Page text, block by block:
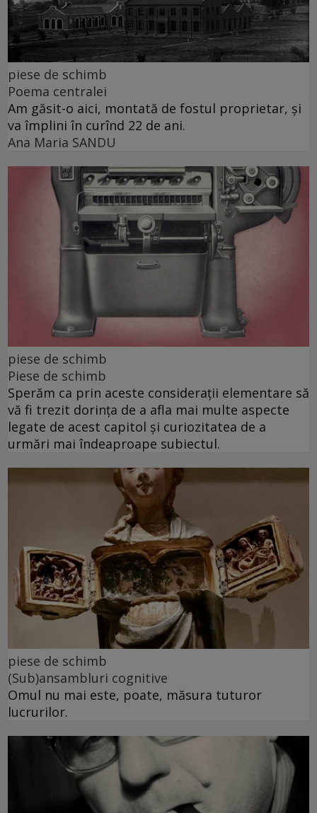
piese de schimb
Poema centralei
Am găsit-o aici, montată de fostul proprietar, și
va împlini în curînd 22 de ani.
Ana Maria SANDU
piese de schimb
Piese de schimb
Sperăm ca prin aceste considerații elementare să
vă fi trezit dorința de a afla mai multe aspecte
legate de acest capitol și curiozitatea de a
urmări mai îndeaproape subiectul.
piese de schimb
(Sub)ansambluri cognitive
Omul nu mai este, poate, măsura tuturor
lucrurilor.